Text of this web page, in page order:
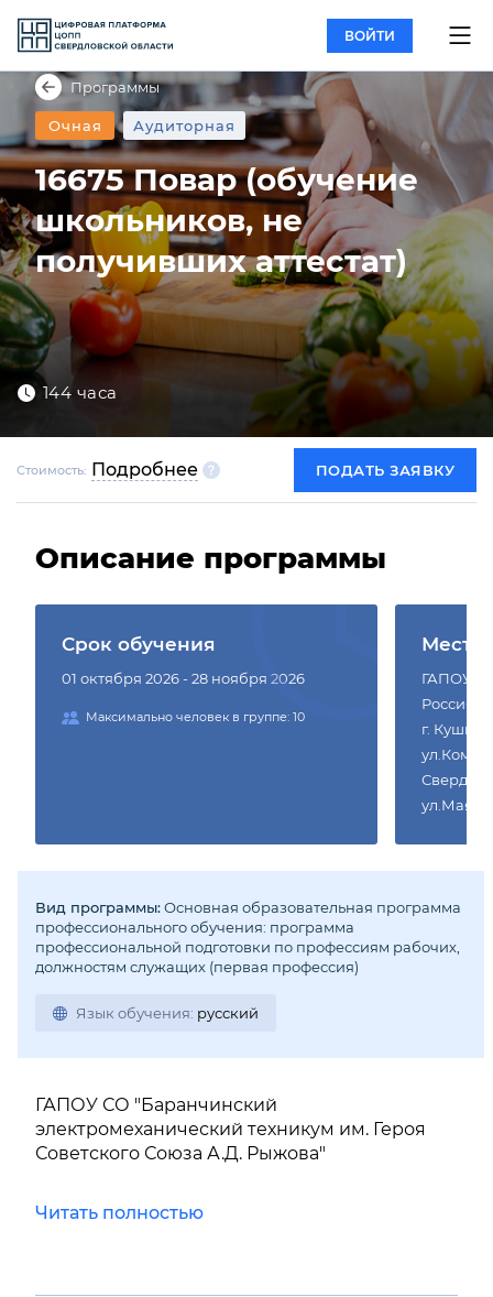
ВОЙТИ
Программы
Очная Аудиторная
16675 Повар (обучение
школьников, не
получивших аттестат)
144 часа
Стоимость: Подробнее ПОДАТЬ ЗАЯВКУ
Описание программы
Срок обучения
01 октября 2026 - 28 ноября 2026
Максимально человек в группе: 10
Место
ГАПОУ
Россия,
г. Кушва,
Вид программы:Основная образовательная программа
профессионального обучения: программа
профессиональной подготовки по профессиям рабочих,
должностям служащих (первая профессия)
Язык обучения: русский
ГАПОУ СО "Баранчинский
электромеханический техникум им. Героя
Советского Союза А.Д. Рыжова"
Читать полностью